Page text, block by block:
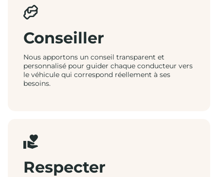
Conseiller
Nous apportons un conseil transparent et
personnalisé pour guider chaque conducteur vers
le véhicule qui correspond réellement à ses
besoins.
Respecter